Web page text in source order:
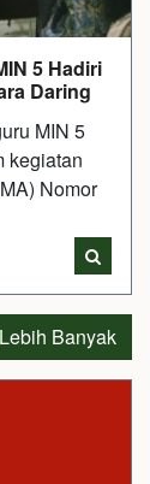
5 Hadiri
Daring
MIN 5
kegiatan
Nomor
Banyak